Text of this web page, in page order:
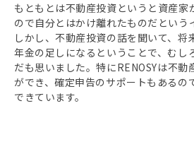
もともとは不動産投資というと資産家
ので自分とはかけ離れたものだという
しかし、不動産投資の話を聞いて、将
年金の足しになるということで、むし
だも思いました。特にRENOSYは不動
ができ、確定申告のサポートもあるの
できています。